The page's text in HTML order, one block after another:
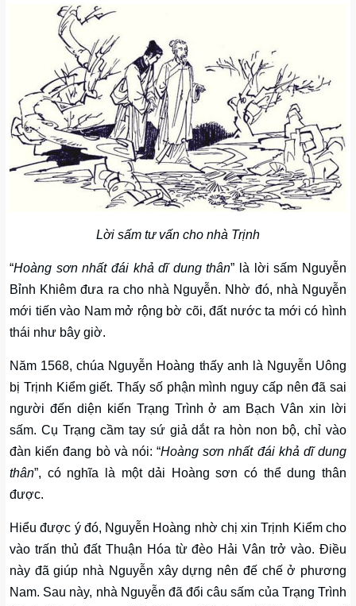
Lời sấm tư vấn cho nhà Trịnh
“Hoàng sơn nhất đái khả dĩ dung thân” là lời sấm Nguyễn
Bỉnh Khiêm đưa ra cho nhà Nguyễn. Nhờ đó, nhà Nguyễn
mới tiến vào Nam mở rộng bờ cõi, đất nước ta mới có hình
thái như bây giờ.
Năm 1568, chúa Nguyễn Hoàng thấy anh là Nguyễn Uông
bị Trịnh Kiểm giết. Thấy số phận mình nguy cấp nên đã sai
người đến diện kiến Trạng Trình ở am Bạch Vân xin lời
sấm. Cụ Trạng cầm tay sứ giả dắt ra hòn non bộ, chỉ vào
đàn kiến đang bò và nói: “Hoàng sơn nhất đái khả dĩ dung
thân”, có nghĩa là một dải Hoàng sơn có thể dung thân
được.
Hiểu được ý đó, Nguyễn Hoàng nhờ chị xin Trịnh Kiểm cho
vào trấn thủ đất Thuận Hóa từ đèo Hải Vân trở vào. Điều
này đã giúp nhà Nguyễn xây dựng nên đế chế ở phương
Nam. Sau này, nhà Nguyễn đã đổi câu sấm của Trạng Trình